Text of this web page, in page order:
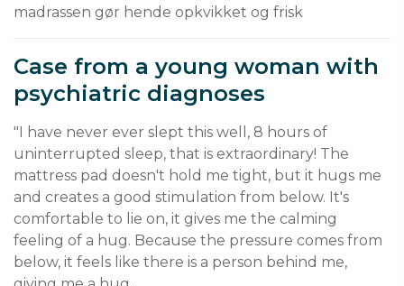
madrassen gør hende opkvikket og frisk
Case from a young woman with
psychiatric diagnoses
"I have never ever slept this well, 8 hours of
uninterrupted sleep, that is extraordinary! The
mattress pad doesn't hold me tight, but it hugs me
and creates a good stimulation from below. It's
comfortable to lie on, it gives me the calming
feeling of a hug. Because the pressure comes from
below, it feels like there is a person behind me,